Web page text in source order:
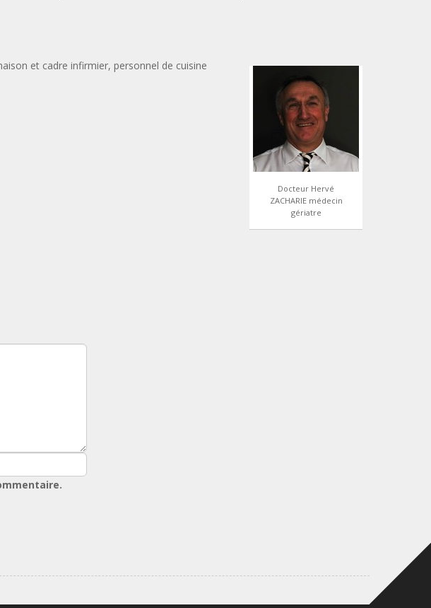
et cadre infirmier, personnel de cuisine
Docteur Hervé
ZACHARIE médecin
gériatre